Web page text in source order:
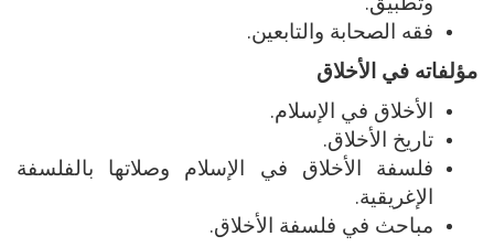
فقه الصحابة والتابعين.
مؤلفاته في الأخلاق
الأخلاق في الإسلام.
تاريخ الأخلاق.
فلسفة الأخلاق في الإسلام وصلاتها بالفلسفة
الإغريقية.
مباحث في فلسفة الأخلاق.